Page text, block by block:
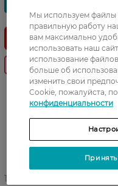
-20%
10 08 - 23 08
Мы используем файлы
правильную работу
вам максимально
использовать наш
использование
больше об
изменить свои
Cookie, пожалуйста,
конфиденциальности